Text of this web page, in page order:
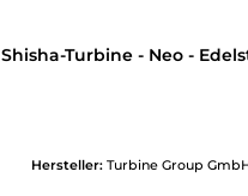
Shisha-Turbine - Neo -
Hersteller: Turbine Group